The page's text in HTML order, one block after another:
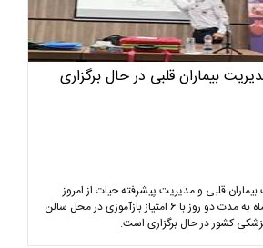
بیماران قلبی در حال برگزاری
قلبی و مدیریت پیشرفته حیات از امروز
سه‌شنبه 27 اردیبهشت ماه به مدت دو روز با 6 امتیاز بازآموزی در محل سالن
کشور در حال برگزاری است.